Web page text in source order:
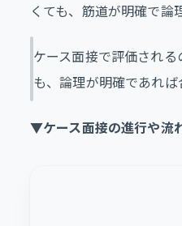
くても、筋道が明確で論
ケース面接で評価され
も、論理が明確であれば
▼ケース面接の進行や流